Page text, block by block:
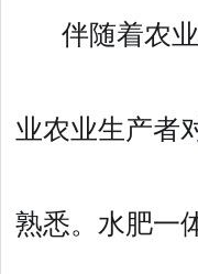
伴随着农
业农业生产者
熟悉。水肥一